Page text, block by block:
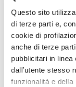
Questo sito
di terze parti e,
cookie di
anche di terze
pubblicitari in
dall’utente stesso
funzionalità e
I
Gli appuntamenti
IL